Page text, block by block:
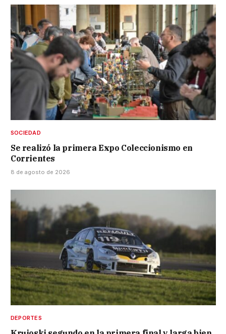
SOCIEDAD
Se realizó la primera Expo Coleccionismo en
Corrientes
8 de agosto de 2026
DEPORTES